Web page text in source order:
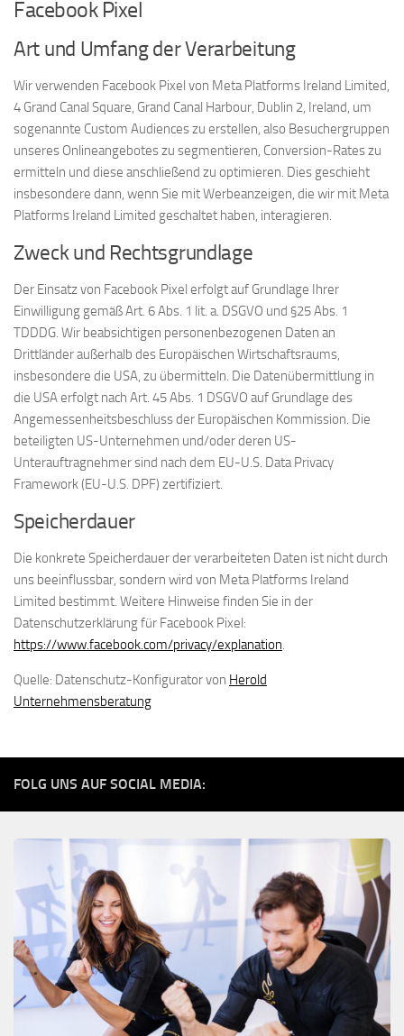
Facebook Pixel
Art und Umfang der Verarbeitung
Wir verwenden Facebook Pixel von Meta Platforms Ireland Limited,
4 Grand Canal Square, Grand Canal Harbour, Dublin 2, Ireland, um
sogenannte Custom Audiences zu erstellen, also Besuchergruppen
unseres Onlineangebotes zu segmentieren, Conversion-Rates zu
ermitteln und diese anschließend zu optimieren. Dies geschieht
insbesondere dann, wenn Sie mit Werbeanzeigen, die wir mit Meta
Platforms Ireland Limited geschaltet haben, interagieren.
Zweck und Rechtsgrundlage
Der Einsatz von Facebook Pixel erfolgt auf Grundlage Ihrer
Einwilligung gemäß Art. 6 Abs. 1 lit. a. DSGVO und §25 Abs. 1
TDDDG. Wir beabsichtigen personenbezogenen Daten an
Drittländer außerhalb des Europäischen Wirtschaftsraums,
insbesondere die USA, zu übermitteln. Die Datenübermittlung in
die USA erfolgt nach Art. 45 Abs. 1 DSGVO auf Grundlage des
Angemessenheitsbeschluss der Europäischen Kommission. Die
beteiligten US-Unternehmen und/oder deren US-
Unterauftragnehmer sind nach dem EU-U.S. Data Privacy
Framework (EU-U.S. DPF) zertifiziert.
Speicherdauer
Die konkrete Speicherdauer der verarbeiteten Daten ist nicht durch
uns beeinflussbar, sondern wird von Meta Platforms Ireland
Limited bestimmt. Weitere Hinweise finden Sie in der
Datenschutzerklärung für Facebook Pixel:
https://www.facebook.com/privacy/explanation.
Quelle: Datenschutz-Konfigurator von Herold
Unternehmensberatung
FOLG UNS AUF SOCIAL MEDIA: